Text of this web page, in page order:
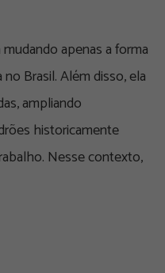
apenas a forma
Brasil. Além disso, ela
ampliando
historicamente
Nesse contexto,